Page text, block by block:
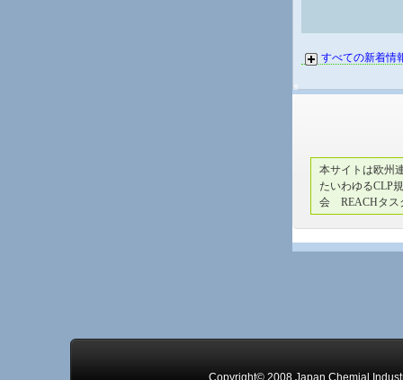
すべての新着情
本サイトは欧州
たいわゆるCLP
会 REACHタス
Copyright© 2008 Japan Chemial